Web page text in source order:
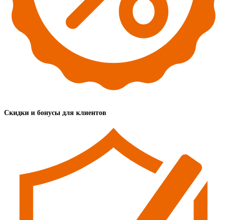
Скидки и бонусы для клиентов